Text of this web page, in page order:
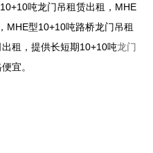
吨龙门吊租赁出租，MHE
MHE型10+10吨路桥龙门吊租
租，提供长短期10+10吨龙门
宜。